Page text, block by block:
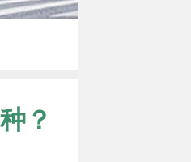
？